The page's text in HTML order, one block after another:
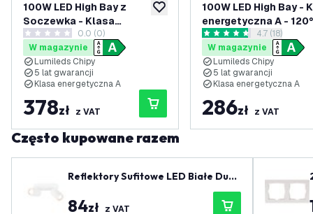
dodaj do listy życzeń
100W LED High Bay z
Soczewka - Klasa
energetyczna A - 60° -
192lm/W - 4000K - IP65 -
Możliwość przyciemniania
0 Gwiazdki oceny
0.0 (0)
W magazynie
Lumileds Chipy
5 lat gwarancji
Klasa energetyczna A
378zł z VAT
100W LED High Bay -
energetyczna A -
192lm/W - 6000K -
Możliwość
otwórz
4.7 Gwiazdki oceny
4.7 (18)
W magazynie
Lumileds Chipy
5 lat gwarancji
Klasa energetyczna A
286zł z VAT
Często kupowane razem
Reflektory Sufitowe LED Białe Duo
84zł z VAT